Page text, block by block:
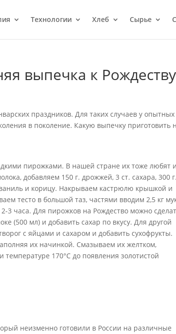
Технологии Хлеб Сырье
выпечка к Рождеству
праздников. Для таких случаев у опытных
в поколение. Какую выпечку приготовить
пирожками. В нашей стране их тоже любят
добавляем 150 г. дрожжей, 3 ст. сахара, 300
и корицу. Накрываем кастрюлю крышкой и
тесто в большой таз, частями вводим 2,5 кг
3 часа. Для пирожков на Рождество можно
(500 мл) и добавить сахар по вкусу. Для другой
с яйцами и сахаром и добавить сухофрукты.
их начинкой. Смазываем их желтком,
170°C до появления золотистой
неизменно готовили в России на различные